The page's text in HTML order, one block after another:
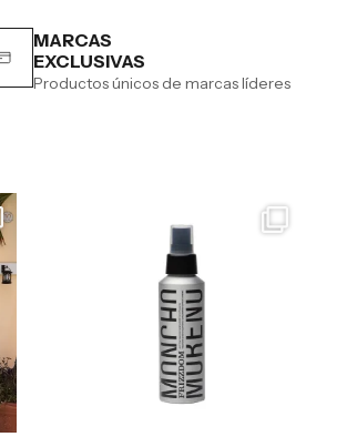
MARCAS
EXCLUSIVAS
Productos únicos de marcas líderes